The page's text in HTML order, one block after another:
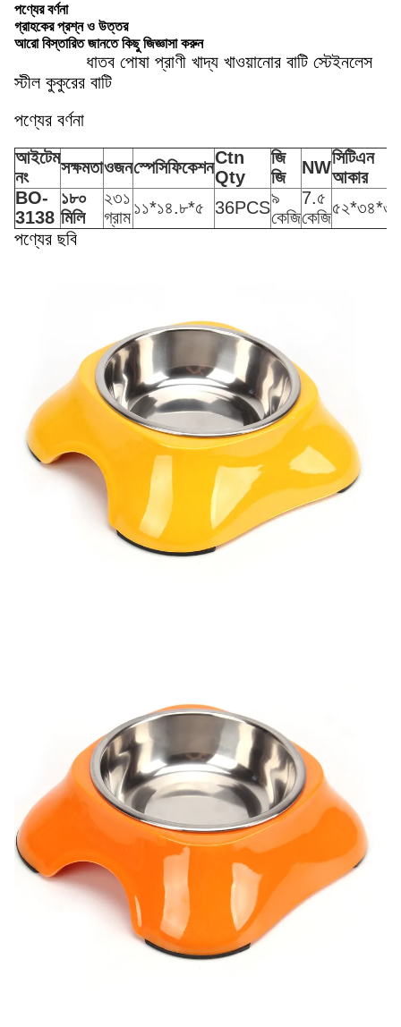
পণ্যের বর্ণনা
গ্রাহকের প্রশ্ন ও উত্তর
আরো বিস্তারিত জানতে কিছু জিজ্ঞাসা করুন
ধাতব পোষা প্রাণী খাদ্য খাওয়ানোর বাটি স্টেইনলেস
স্টীল কুকুরের বাটি
পণ্যের বর্ণনা
আইটেম
নং
সক্ষমতাওজনস্পেসিফিকেশনCtn
Qty
জি
জি
NWসিটিএন
আকার
BO-
3138
১৮০
মিলি
২৩১
গ্রাম১১*১৪.৮*৫ 36PCS৯
কেজি
7.৫
কেজি৫২*৩৪*৩৮
পণ্যের ছবি